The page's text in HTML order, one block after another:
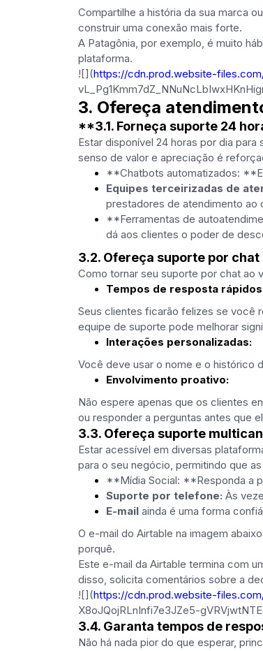
Compartilhe a história da sua marca
construir uma conexão mais forte.
A Patagônia, por exemplo, é muito
plataforma.
![](https://cdn.prod.website-
3. Ofereça
**3.1. Forneça suporte 24
Estar disponível 24 horas por dia
senso de valor e apreciação é
**Chatbots automatizados:
Equipes terceirizadas de
prestadores de atendimento ao
**Ferramentas de
dá aos clientes o poder de
3.2. Ofereça suporte por chat
Como tornar seu suporte por chat ao
Tempos de resposta
Seus clientes ficarão felizes se você
equipe de suporte pode melhorar
Interações personalizadas:
Você deve usar o nome e o histórico
Envolvimento proativo:
Não espere apenas que os clientes
ou responder a perguntas antes que
3.3. Ofereça suporte
Estar acessível em diversas
para o seu negócio, permitindo que
**Mídia Social: **Responda a
Suporte por telefone: Às
E-mailainda é uma forma
O e-mail do Airtable na imagem
porquê.
Este e-mail da Airtable termina com
disso, solicita comentários sobre a
![](https://cdn.prod.website-
X8oJQojRLnInfi7e3JZe5-
3.4. Garanta tempos de
Não há nada pior do que esperar,